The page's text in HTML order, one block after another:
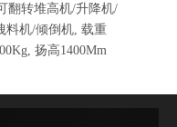
翻转堆高机/升降机/
料机/倾倒机, 载重
扬高1400Mm